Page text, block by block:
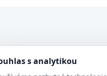
s analytikou